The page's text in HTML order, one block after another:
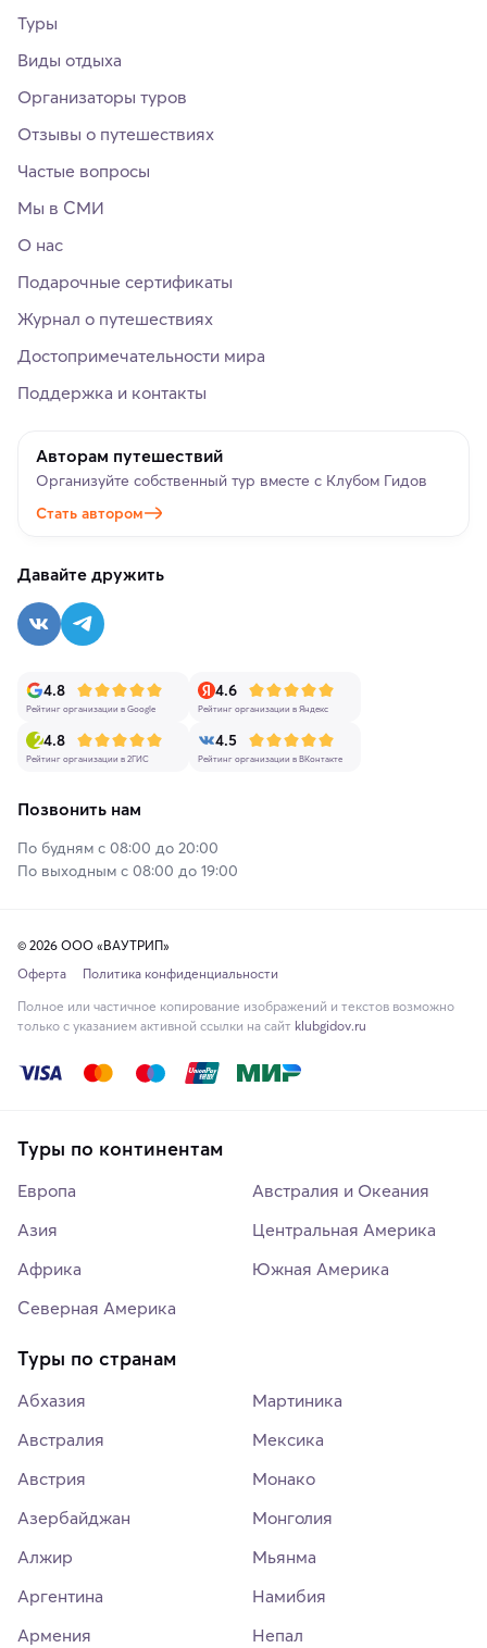
Туры
Виды отдыха
Организаторы туров
Отзывы о путешествиях
Частые вопросы
Мы в СМИ
О нас
Подарочные сертификаты
Журнал о путешествиях
Достопримечательности мира
Поддержка и контакты
Авторам путешествий
Организуйте собственный тур вместе с Клубом Гидов
Стать автором
Давайте дружить
4.8
Рейтинг организации в Google
4.6
Рейтинг организации в Яндекс
4.8
Рейтинг организации в 2ГИС
4.5
Рейтинг организации в ВКонтакте
Позвонить нам
По будням с 08:00 до 20:00
По выходным с 08:00 до 19:00
© 2026 ООО «ВАУТРИП»
Оферта
Политика конфиденциальности
Полное или частичное копирование изображений и текстов возможно
только с указанием активной ссылки на сайт klubgidov.ru
Туры по континентам
Европа
Азия
Африка
Северная Америка
Австралия и Океания
Центральная Америка
Южная Америка
Туры по странам
Абхазия
Австралия
Австрия
Азербайджан
Алжир
Аргентина
Армения
Мартиника
Мексика
Монако
Монголия
Мьянма
Намибия
Непал